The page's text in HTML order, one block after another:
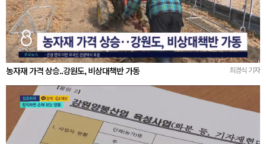
농자재 가격 상승..강원도, 비상대책반 가동 최경식 기자